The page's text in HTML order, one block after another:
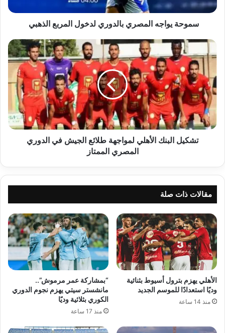
سموحة يواجه المصري بالدوري لدخول المربع الذهبي
تشكيل
البنك
الأهلي
لمواجهة
طلائع
الجيش
في
الدوري
المصري
الممتازتشكيل البنك الأهلي لمواجهة طلائع الجيش في الدوري
المصري الممتاز
مقالات ذات صلة
الأهلي يهزم بترول أسيوط بثنائية
وديًا استعدادًا للموسم الجديد
منذ 14 ساعة
“بمشاركة عمر مرموش”..
مانشستر سيتي يهزم نجوم الدوري
الكوري بثلاثية وديًا
منذ 17 ساعة